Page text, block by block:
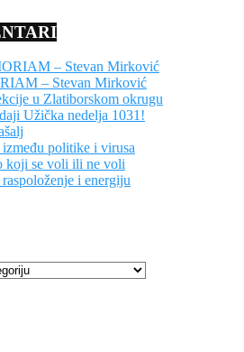
– Stevan Mirković
– Stevan Mirković
u Zlatiborskom okrugu
Užička nedelja 1031!
politike i virusa
koji se voli ili ne voli
i energiju